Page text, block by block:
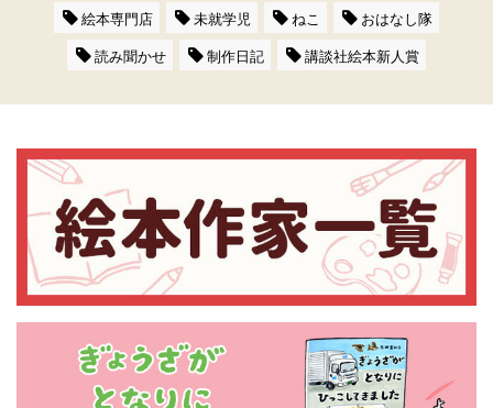
絵本専門店 未就学児 ねこ
おはなし隊
読み聞かせ
制作日記 講談社絵本新人賞